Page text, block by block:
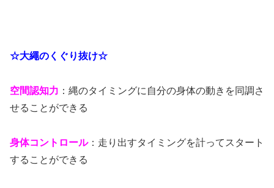
☆大繩のくぐり抜け☆
空間認知力 ：縄のタイミングに自分の身体の動きを同調さ
せることができる
身体コントロール：走り出すタイミングを計ってスタート
することができる